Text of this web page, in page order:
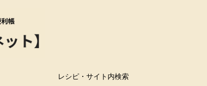
レシピ・サイト内検索